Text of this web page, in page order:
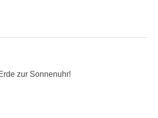
zur Sonnenuhr!